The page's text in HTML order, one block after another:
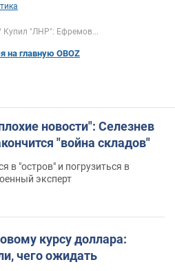
Купил "ЛНР": Ефремов...
на главную OBOZ
новости": Селезнев
"война складов"
в "остров" и погрузиться в
эксперт
курсу доллара:
чего ожидать